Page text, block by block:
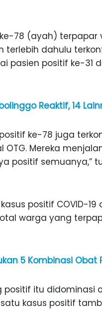
78 (ayah) terpapar
dahulu
pasien positif ke-31
Reaktif, 14
ke-78 juga
Mereka
positif semuanya,”
positif COVID-19
warga yang
5 Kombinasi Obat
itu didominasi
kasus positif